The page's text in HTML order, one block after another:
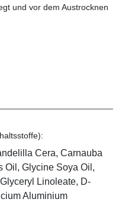
und vor dem Austrocknen
Cera, Carnauba
Oil, Glycine Soya Oil,
Linoleate, D-
Aluminium